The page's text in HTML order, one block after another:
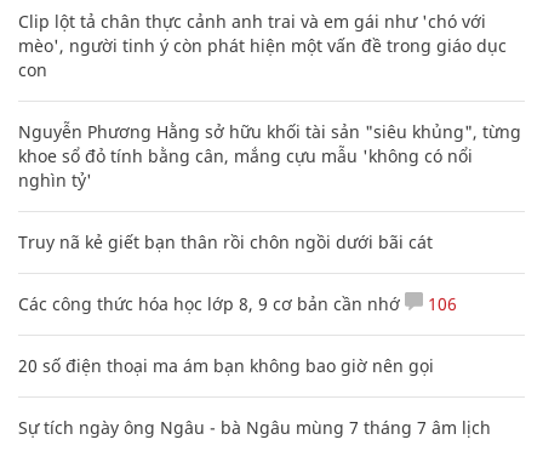
Clip lột tả chân thực cảnh anh trai và em gái như 'chó với
mèo', người tinh ý còn phát hiện một vấn đề trong giáo dục
con
Nguyễn Phương Hằng sở hữu khối tài sản "siêu khủng", từng
khoe sổ đỏ tính bằng cân, mắng cựu mẫu 'không có nổi
nghìn tỷ'
Truy nã kẻ giết bạn thân rồi chôn ngồi dưới bãi cát
Các công thức hóa học lớp 8, 9 cơ bản cần nhớ 106
20 số điện thoại ma ám bạn không bao giờ nên gọi
Sự tích ngày ông Ngâu - bà Ngâu mùng 7 tháng 7 âm lịch